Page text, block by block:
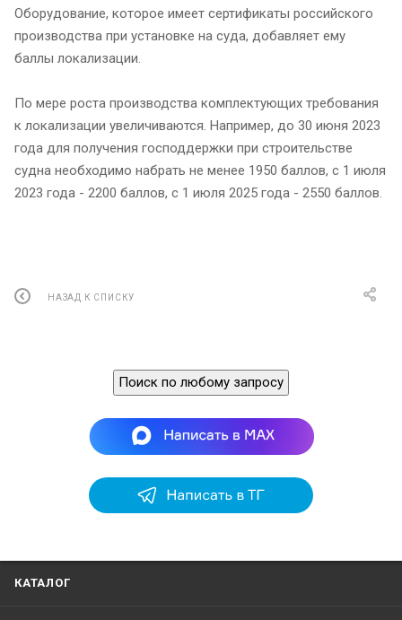
Оборудование, которое имеет сертификаты российского
производства при установке на суда, добавляет ему
баллы локализации.
По мере роста производства комплектующих требования
к локализации увеличиваются. Например, до 30 июня 2023
года для получения господдержки при строительстве
судна необходимо набрать не менее 1950 баллов, с 1 июля
2023 года - 2200 баллов, с 1 июля 2025 года - 2550 баллов.
НАЗАД К СПИСКУ
Поиск по любому запросу
КАТАЛОГ